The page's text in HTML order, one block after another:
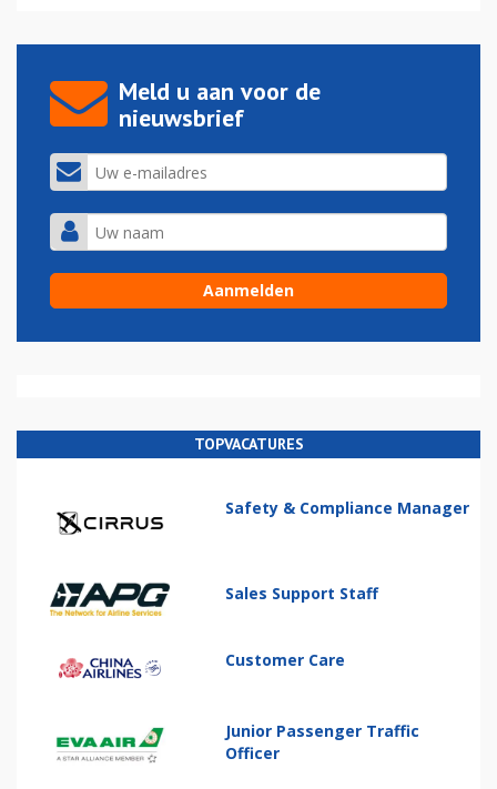
Meld u aan voor de
nieuwsbrief
TOPVACATURES
Safety & Compliance Manager
Sales Support Staff
Customer Care
Junior Passenger Traffic
Officer